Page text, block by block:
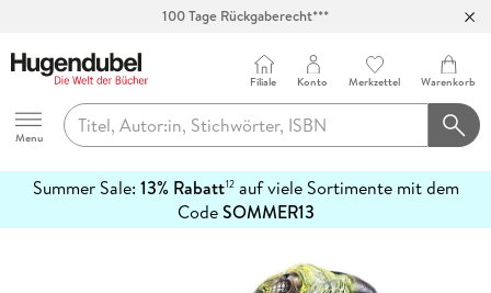
100 Tage Rückgaberecht***
Hugendubel
Menu
Filiale Konto Merkzettel Warenkorb
Summer Sale: 13% Rabatt12auf viele Sortimente mit dem
CodeSOMMER13
erfahren